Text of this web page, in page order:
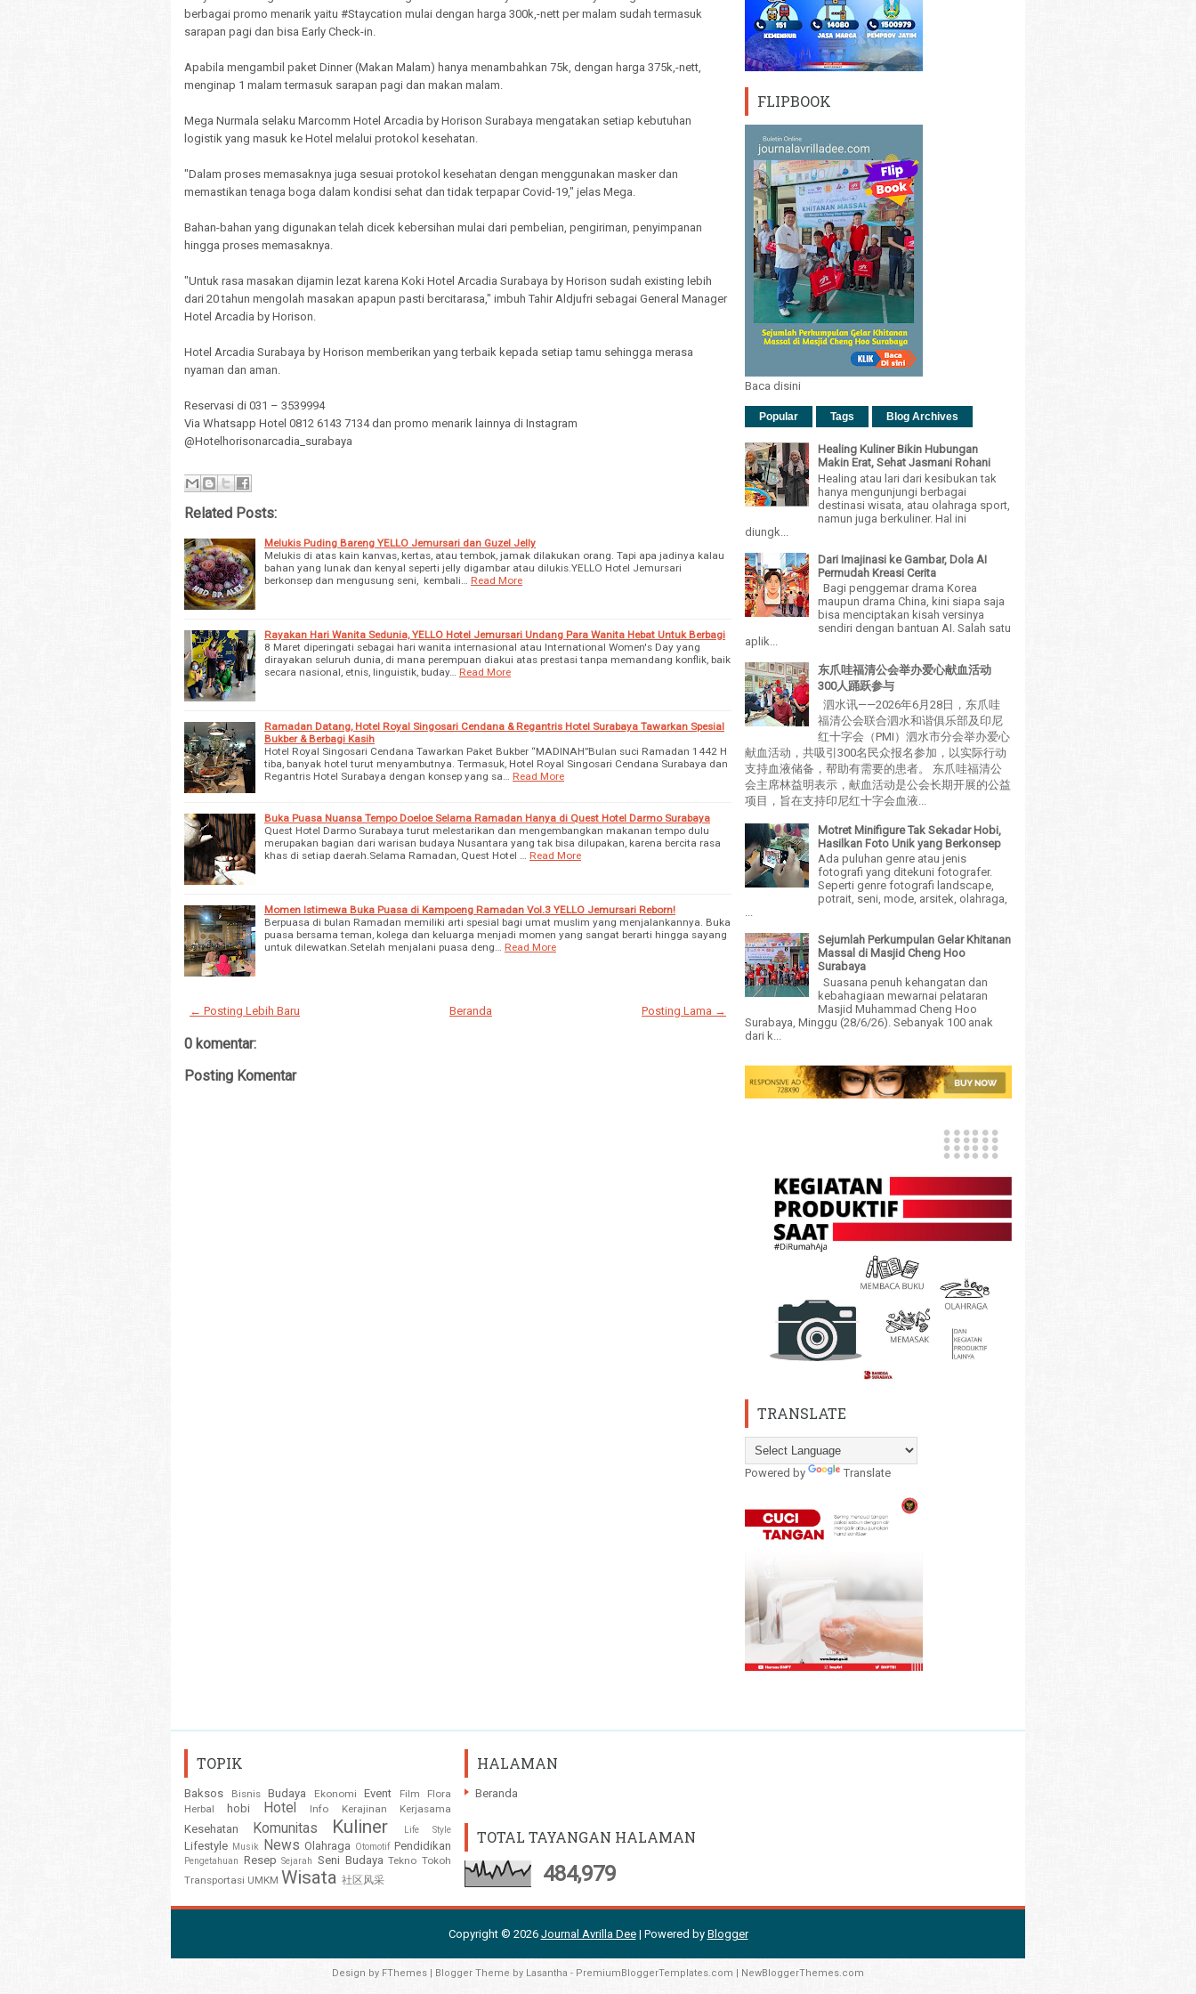
berbagai promo menarik yaitu #Staycation mulai dengan harga 300k,-nett per malam sudah termasuk
sarapan pagi dan bisa Early Check-in.
Apabila mengambil paket Dinner (Makan Malam) hanya menambahkan 75k, dengan harga 375k,-nett,
menginap 1 malam termasuk sarapan pagi dan makan malam.
Mega Nurmala selaku Marcomm Hotel Arcadia by Horison Surabaya mengatakan setiap kebutuhan
logistik yang masuk ke Hotel melalui protokol kesehatan.
"Dalam proses memasaknya juga sesuai protokol kesehatan dengan menggunakan masker dan
memastikan tenaga boga dalam kondisi sehat dan tidak terpapar Covid-19," jelas Mega.
Bahan-bahan yang digunakan telah dicek kebersihan mulai dari pembelian, pengiriman, penyimpanan
hingga proses memasaknya.
"Untuk rasa masakan dijamin lezat karena Koki Hotel Arcadia Surabaya by Horison sudah existing lebih
dari 20 tahun mengolah masakan apapun pasti bercitarasa," imbuh Tahir Aldjufri sebagai General Manager
Hotel Arcadia by Horison.
Hotel Arcadia Surabaya by Horison memberikan yang terbaik kepada setiap tamu sehingga merasa
nyaman dan aman.
Reservasi di 031 – 3539994
Via Whatsapp Hotel 0812 6143 7134 dan promo menarik lainnya di Instagram
@Hotelhorisonarcadia_surabaya
Related Posts:
Melukis Puding Bareng YELLO Jemursari dan Guzel Jelly
Melukis di atas kain kanvas, kertas, atau tembok, jamak dilakukan orang. Tapi apa jadinya kalau
bahan yang lunak dan kenyal seperti jelly digambar atau dilukis.YELLO Hotel Jemursari
berkonsep dan mengusung seni, kembali…
Read More
Rayakan Hari Wanita Sedunia, YELLO Hotel Jemursari Undang Para Wanita Hebat Untuk Berbagi
8 Maret diperingati sebagai hari wanita internasional atau International Women's Day yang
dirayakan seluruh dunia, di mana perempuan diakui atas prestasi tanpa memandang konflik, baik
secara nasional, etnis, linguistik, buday…
Read More
Ramadan Datang, Hotel Royal Singosari Cendana & Regantris Hotel Surabaya Tawarkan Spesial
Bukber & Berbagi Kasih
Hotel Royal Singosari Cendana Tawarkan Paket Bukber “MADINAH”Bulan suci Ramadan 1442 H
tiba, banyak hotel turut menyambutnya. Termasuk, Hotel Royal Singosari Cendana Surabaya dan
Regantris Hotel Surabaya dengan konsep yang sa…
Read More
Buka Puasa Nuansa Tempo Doeloe Selama Ramadan Hanya di Quest Hotel Darmo Surabaya
Quest Hotel Darmo Surabaya turut melestarikan dan mengembangkan makanan tempo dulu
merupakan bagian dari warisan budaya Nusantara yang tak bisa dilupakan, karena bercita rasa
khas di setiap daerah.Selama Ramadan, Quest Hotel …
Read More
Momen Istimewa Buka Puasa di Kampoeng Ramadan Vol.3 YELLO Jemursari Reborn!
Berpuasa di bulan Ramadan memiliki arti spesial bagi umat muslim yang menjalankannya. Buka
puasa bersama teman, kolega dan keluarga menjadi momen yang sangat berarti hingga sayang
untuk dilewatkan.Setelah menjalani puasa deng…
Read More
← Posting Lebih Baru Posting Lama →
Beranda
0 komentar:
Posting Komentar
FLIPBOOK
Baca disini
Popular Tags Blog Archives
Healing Kuliner Bikin Hubungan
Makin Erat, Sehat Jasmani Rohani
Healing atau lari dari kesibukan tak
hanya mengunjungi berbagai
destinasi wisata, atau olahraga sport,
namun juga berkuliner. Hal ini
diungk...
Dari Imajinasi ke Gambar, Dola AI
Permudah Kreasi Cerita
Bagi penggemar drama Korea
maupun drama China, kini siapa saja
bisa menciptakan kisah versinya
sendiri dengan bantuan AI. Salah satu
aplik...
东爪哇福清公会举办爱心献血活动
300人踊跃参与
泗水讯——2026年6月28日，东爪哇
福清公会联合泗水和谐俱乐部及印尼
红十字会（PMI）泗水市分会举办爱心
献血活动，共吸引300名民众报名参加，以实际行动
支持血液储备，帮助有需要的患者。 东爪哇福清公
会主席林益明表示，献血活动是公会长期开展的公益
项目，旨在支持印尼红十字会血液...
Motret Minifigure Tak Sekadar Hobi,
Hasilkan Foto Unik yang Berkonsep
Ada puluhan genre atau jenis
fotografi yang ditekuni fotografer.
Seperti genre fotografi landscape,
potrait, seni, mode, arsitek, olahraga,
...
Sejumlah Perkumpulan Gelar Khitanan
Massal di Masjid Cheng Hoo
Surabaya
Suasana penuh kehangatan dan
kebahagiaan mewarnai pelataran
Masjid Muhammad Cheng Hoo
Surabaya, Minggu (28/6/26). Sebanyak 100 anak
dari k...
TRANSLATE
Powered by Translate
TOPIK
Baksos Bisnis Budaya Ekonomi Event Film
Flora
Herbal
hobi Hotel Info Kerajinan Kerjasama
Kesehatan Komunitas Kuliner Life Style
Lifestyle Musik News Olahraga Otomotif Pendidikan
Pengetahuan Resep Sejarah Seni Budaya Tekno Tokoh
Transportasi UMKM Wisata 社区风采
HALAMAN
Beranda
TOTAL TAYANGAN HALAMAN
484,979
Copyright © 2026 Journal Avrilla Dee| Powered by Blogger
Design by FThemes | Blogger Theme by Lasantha - PremiumBloggerTemplates.com | NewBloggerThemes.com